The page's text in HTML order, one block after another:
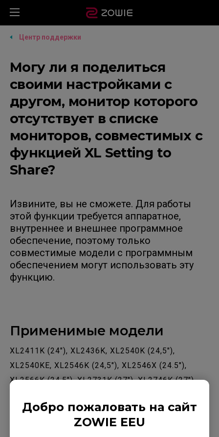
Добро пожаловать на сайт
ZOWIE EEU
Центр поддержки
Могу ли я поделиться
своими настройками с
другом, монитор которого
отсутствует в списке
мониторов, совместимых с
функцией XL Setting to
Share?
Извините, вы не сможете. Для работы
этой функции требуется аппаратное,
внутреннее и внешнее программное
обеспечение, поэтому только
совместимые модели с программным
обеспечением могут использовать эту
функцию.
Применимые модели
XL2411K (24"), XL2436K, XL2540K (24,5"),
XL2540KE, XL2546K (24,5"), XL2546X (24.5"),
XL2566K (24.5"), XL2731K (27"), XL2746K (27")